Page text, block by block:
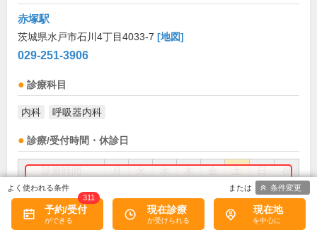
赤塚駅
茨城県水戸市石川4丁目4033-7 [地図]
029-251-3906
診療科目
内科 呼吸器内科
診療/受付時間・休診日
診療時間 月 火 水 木 金 祝
9:00～12:00
9:00～13:00 ●
お盆(8月中旬)は休診・休業の場合があります。来院前
に必ず医療機関に直接ご確認ください。
予約/受付
311
現在診療 現在地
条件変更